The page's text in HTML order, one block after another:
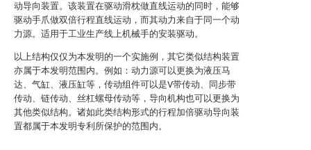
动导向装置。该装置在驱动滑枕做直线运动的同时，能够
驱动手爪做双倍行程直线运动，而其动力来自于同一个动
力源。适用于工业生产线上机械手的安装驱动。
以上结构仅仅为本发明的一个实施例，其它类似结构装置
亦属于本发明范围内。例如：动力源可以更换为液压马
达、气缸、液压缸等，传动组件可以是V带传动、同步带
传动、链传动、丝杠螺母传动等，导向机构也可以更换为
其他类似结构。诸如此类结构形式的行程加倍驱动导向装
置都属于本发明专利所保护的范围内。